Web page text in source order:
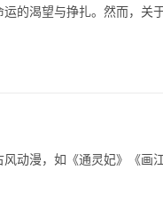
的渴望与挣扎。然而，关
动漫，如《通灵妃》《画